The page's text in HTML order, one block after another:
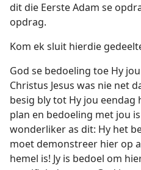
dit die Eerste Adam se
opdrag.
Kom ek sluit hierdie
God se bedoeling toe Hy
Christus Jesus was nie net
besig bly tot Hy jou eendag
plan en bedoeling met jou
wonderliker as dit: Hy het
moet demonstreer hier op
hemel is! Jy is bedoel om